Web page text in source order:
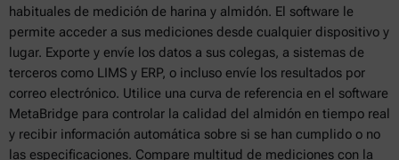
habituales de medición de harina y almidón. El software le
permite acceder a sus mediciones desde cualquier dispositivo y
lugar. Exporte y envíe los datos a sus colegas, a sistemas de
terceros como LIMS y ERP, o incluso envíe los resultados por
correo electrónico. Utilice una curva de referencia en el software
MetaBridge para controlar la calidad del almidón en tiempo real
y recibir información automática sobre si se han cumplido o no
las especificaciones. Compare multitud de mediciones con la